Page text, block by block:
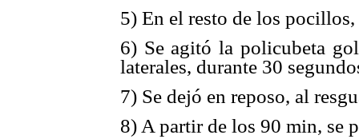
5) En el resto de los
6) Se agitó la policubeta
laterales, durante 30
7) Se dejó en reposo, al
8) A partir de los 90 min, se